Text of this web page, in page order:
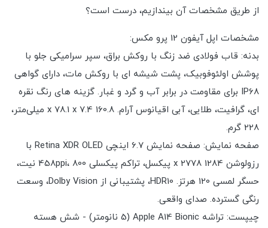
از طریق مشخصات آن بیندازیم، درست است؟
مشخصات اپل آیفون 12 پرو مکس:
بدنه: قاب فولادی ضد زنگ با روکش براق، سپر سرامیکی جلو با
پوشش اولئوفوبیک، پشت شیشه ای با روکش مات، دارای گواهی
IP68 برای مقاومت در برابر آب و گرد و غبار. گزینه های رنگ نقره
ای، گرافیت، طلایی، آبی اقیانوس آرام. 160.8 x 78.1 x 7.4 میلی‌متر،
228 گرم.
صفحه نمایش: صفحه نمایش 6.7 اینچی Retina XDR OLED با
رزولوشن 1284 x 2778 پیکسل، تراکم پیکسلی 458ppi، 800 نیت،
حسگر لمسی 120 هرتز. HDR10، پشتیبانی از Dolby Vision، وسعت
رنگی گسترده. صدای واقعی.
چیپست: تراشه Apple A14 Bionic (5 نانومتر) - شش هسته